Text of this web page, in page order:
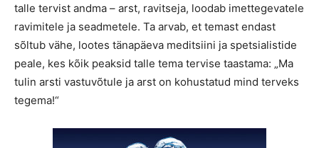
talle tervist andma – arst, ravitseja, loodab imettegevatele
ravimitele ja seadmetele. Ta arvab, et temast endast
sõltub vähe, lootes tänapäeva meditsiini ja spetsialistide
peale, kes kõik peaksid talle tema tervise taastama: „Ma
tulin arsti vastuvõtule ja arst on kohustatud mind terveks
tegema!“